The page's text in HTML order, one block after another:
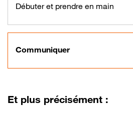
Débuter et prendre en main
Communiquer
Et plus précisément :